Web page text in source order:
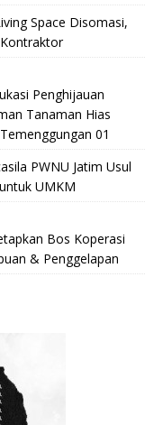
Space Disomasi,
Penghijauan
Tanaman Hias
01
PWNU Jatim Usul
UMKM
Bos Koperasi
& Penggelapan